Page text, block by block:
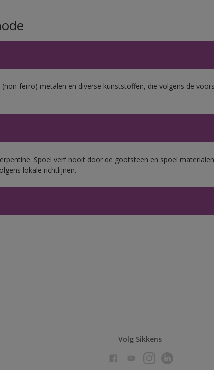
ferro) metalen en diverse kunststoffen, die volgens de
Spoel verf nooit door de gootsteen en spoel
lokale richtlijnen.
Volg Sikkens